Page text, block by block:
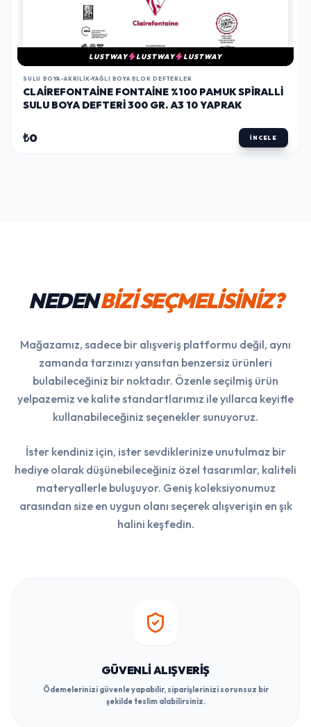
LUSTWAY LUSTWAY LUSTWAY
SULU BOYA-AKRILIK-YAĞLI BOYA BLOK DEFTERLER
CLAIREFONTAINE FONTAINE %100 PAMUK SPIRALLI
SULU BOYA DEFTERI 300 GR. A3 10 YAPRAK
₺0 İNCELE
NEDENBİZİ SEÇMELİSİNİZ?
Mağazamız, sadece bir alışveriş platformu değil, aynı
zamanda tarzınızı yansıtan benzersiz ürünleri
bulabileceğiniz bir noktadır. Özenle seçilmiş ürün
yelpazemiz ve kalite standartlarımız ile yıllarca keyifle
kullanabileceğiniz seçenekler sunuyoruz.
İster kendiniz için, ister sevdiklerinize unutulmaz bir
hediye olarak düşünebileceğiniz özel tasarımlar, kaliteli
materyallerle buluşuyor. Geniş koleksiyonumuz
arasından size en uygun olanı seçerek alışverişin en şık
halini keşfedin.
GÜVENLI ALIŞVERIŞ
Ödemelerinizi güvenle yapabilir, siparişlerinizi sorunsuz bir
şekilde teslim alabilirsiniz.